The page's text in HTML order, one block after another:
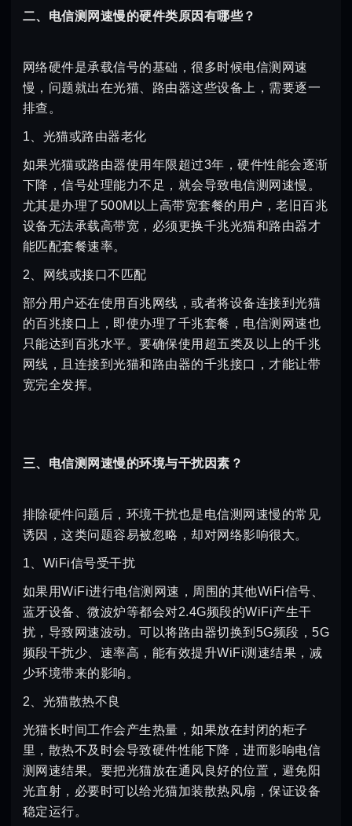
二、电信测网速慢的硬件类原因有哪些？
网络硬件是承载信号的基础，很多时候电信测网速
慢，问题就出在光猫、路由器这些设备上，需要逐一
排查。
1、光猫或路由器老化
如果光猫或路由器使用年限超过3年，硬件性能会逐渐
下降，信号处理能力不足，就会导致电信测网速慢。
尤其是办理了500M以上高带宽套餐的用户，老旧百兆
设备无法承载高带宽，必须更换千兆光猫和路由器才
能匹配套餐速率。
2、网线或接口不匹配
部分用户还在使用百兆网线，或者将设备连接到光猫
的百兆接口上，即使办理了千兆套餐，电信测网速也
只能达到百兆水平。要确保使用超五类及以上的千兆
网线，且连接到光猫和路由器的千兆接口，才能让带
宽完全发挥。
三、电信测网速慢的环境与干扰因素？
排除硬件问题后，环境干扰也是电信测网速慢的常见
诱因，这类问题容易被忽略，却对网络影响很大。
1、WiFi信号受干扰
如果用WiFi进行电信测网速，周围的其他WiFi信号、
蓝牙设备、微波炉等都会对2.4G频段的WiFi产生干
扰，导致网速波动。可以将路由器切换到5G频段，5G
频段干扰少、速率高，能有效提升WiFi测速结果，减
少环境带来的影响。
2、光猫散热不良
光猫长时间工作会产生热量，如果放在封闭的柜子
里，散热不及时会导致硬件性能下降，进而影响电信
测网速结果。要把光猫放在通风良好的位置，避免阳
光直射，必要时可以给光猫加装散热风扇，保证设备
稳定运行。